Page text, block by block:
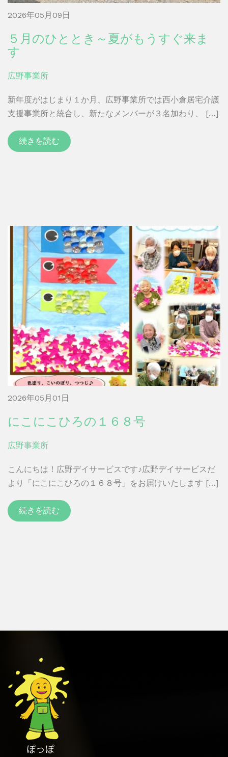
2026年05月09日
５月のひととき～夏がもうすぐ来ま
す
広野事業所
新年度がはじまり１か月、広野事業所では西小倉居宅介護
支援事業所と統合し、新たなメンバーが３名加わり、 […]
続きを読む
2026年05月01日
にこにこひろの１６８号
広野事業所
こんにちは！広野デイサービスです♪広野デイサービスだ
より「にこにこひろの１６８号」をお届けいたします […]
続きを読む